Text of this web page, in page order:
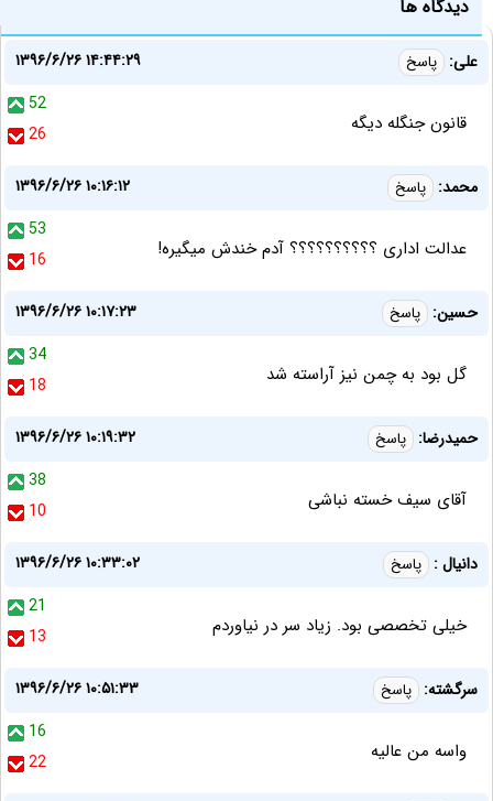
دیدگاه ها
علی: پاسخ
۱۳۹۶/۶/۲۶ ۱۴:۴۴:۲۹
52
26
قانون جنگله دیگه
محمد: پاسخ
۱۳۹۶/۶/۲۶ ۱۰:۱۶:۱۲
53
16
عدالت اداری ؟؟؟؟؟؟؟؟؟؟ آدم خندش میگیره!
حسین: پاسخ
۱۳۹۶/۶/۲۶ ۱۰:۱۷:۲۳
34
18
گل بود به چمن نیز آراسته شد
حمیدرضا: پاسخ
۱۳۹۶/۶/۲۶ ۱۰:۱۹:۳۲
38
10
آقای سیف خسته نباشی
دانیال : پاسخ
۱۳۹۶/۶/۲۶ ۱۰:۳۳:۰۲
21
13
خیلی تخصصی بود. زیاد سر در نیاوردم
سرگشته: پاسخ
۱۳۹۶/۶/۲۶ ۱۰:۵۱:۳۳
16
22
واسه من عالیه